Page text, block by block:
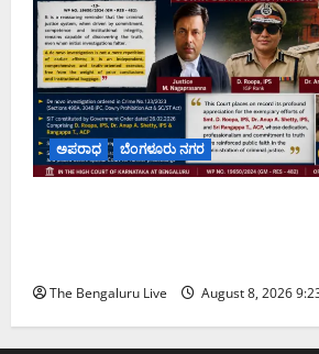
ಅಪರಾಧ ಬೆಂಗಳೂರು ನಗರ
The Bengaluru Live August 8, 2026